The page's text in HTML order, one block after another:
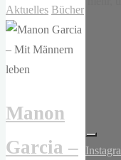
Aktuelles Bücher
Manon
Garcia –